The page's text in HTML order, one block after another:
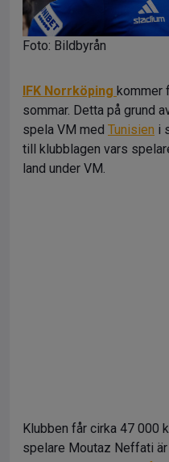
Foto: Bildbyrån
IFK Norrköping kommer
sommar. Detta på grund
spela VM med Tunisien i
till klubblagen vars
land under VM.
Klubben får cirka 47 000
spelare Moutaz Neffati